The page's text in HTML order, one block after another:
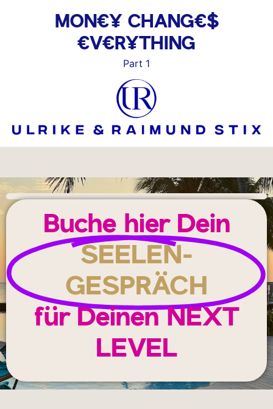
MON€¥ CHANG€$
€V€R¥THING
Part 1
Buche hier Dein
SEELEN-
GESPRÄCH
für Deinen NEXT
LEVEL